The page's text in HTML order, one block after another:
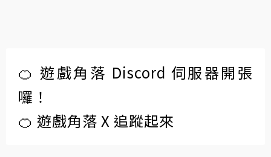
🍊 遊戲角落 Discord 伺服器開張
囉！
🍊 遊戲角落 X 追蹤起來